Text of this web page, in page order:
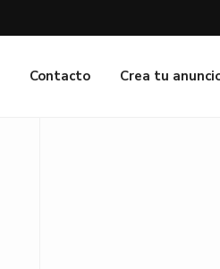
Contacto Crea tu